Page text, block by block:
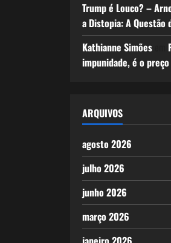
Trump é Louco? –
a Distopia: A Questão
Kathianne Simõesem
impunidade, é o
ARQUIVOS
agosto 2026
julho 2026
junho 2026
março 2026